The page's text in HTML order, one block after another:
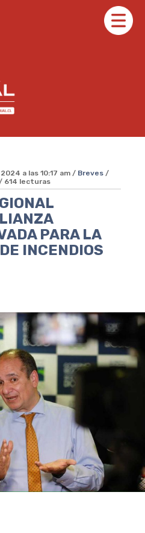
a las 10:17 am / Breves /
/ 614 lecturas
PARA LA
INCENDIOS